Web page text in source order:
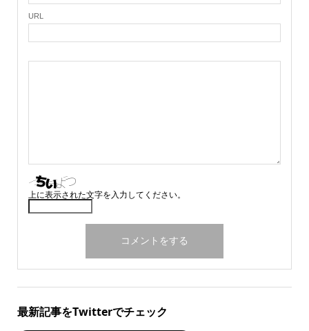
URL
上に表示された文字を入力してください。
最新記事をTwitterでチェック